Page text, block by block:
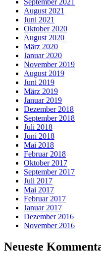
September 2021
August 2021
Juni 2021
Oktober 2020
August 2020
März 2020
Januar 2020
November 2019
August 2019
Juni 2019
März 2019
Januar 2019
Dezember 2018
September 2018
Juli 2018
Juni 2018
Mai 2018
Februar 2018
Oktober 2017
September 2017
Juli 2017
Mai 2017
Februar 2017
Januar 2017
Dezember 2016
November 2016
Neueste